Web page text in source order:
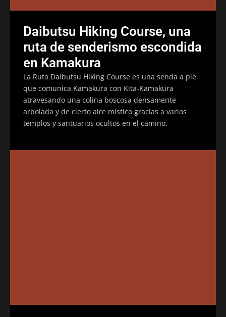
Daibutsu Hiking Course, una
ruta de senderismo escondida
en Kamakura
La Ruta Daibutsu Hiking Course es una senda a pie
que comunica Kamakura con Kita-Kamakura
atravesando una colina boscosa densamente
arbolada y de cierto aire místico gracias a varios
templos y santuarios ocultos en el camino.